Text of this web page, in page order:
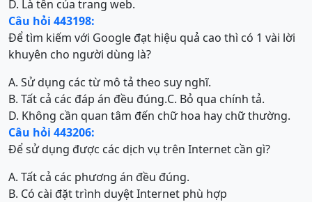
D. Là tên của trang web.
Câu hỏi 443198:
Để tìm kiếm với Google đạt hiệu quả cao thì có 1 vài lời
khuyên cho người dùng là?
A. Sử dụng các từ mô tả theo suy nghĩ.
B. Tất cả các đáp án đều đúng.C. Bỏ qua chính tả.
D. Không cần quan tâm đến chữ hoa hay chữ thường.
Câu hỏi 443206:
Để sử dụng được các dịch vụ trên Internet cần gì?
A. Tất cả các phương án đều đúng.
B. Có cài đặt trình duyệt Internet phù hợp